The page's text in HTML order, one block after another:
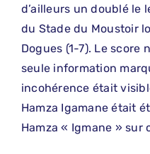
d’ailleurs un doublé le
du Stade du Moustoir
Dogues (1-7). Le score
seule information
incohérence était
Hamza Igamane était
Hamza « Igmane » sur